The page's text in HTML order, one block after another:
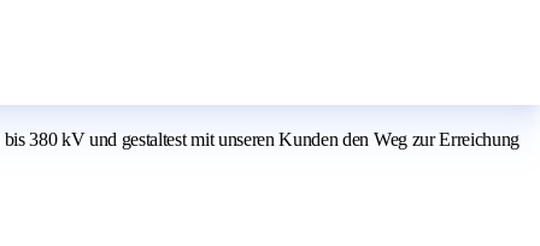
380 kV und gestaltest mit unseren Kunden den Weg zur Erreichung